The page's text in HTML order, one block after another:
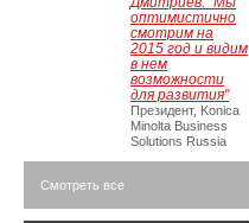
оптимистично
смотрим на
2015 год и видим
в нем
возможности
для развития"
Президент, Konica
Minolta Business
Solutions Russia
Смотреть все